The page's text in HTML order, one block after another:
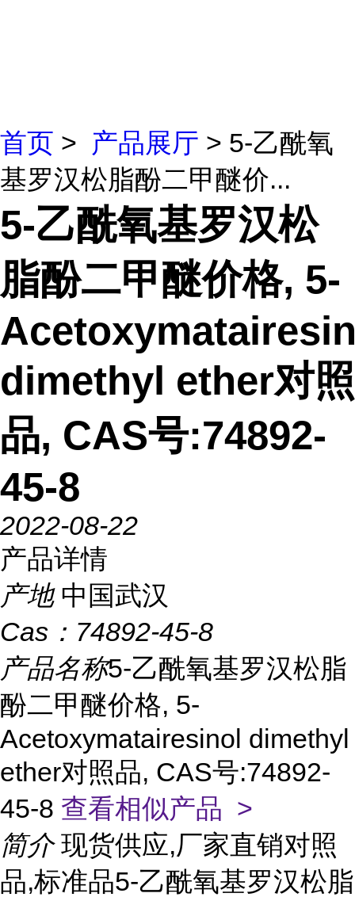
首页 > 产品展厅 > 5-乙酰氧
基罗汉松脂酚二甲醚价...
5-乙酰氧基罗汉松
脂酚二甲醚价格, 5-
dimethyl ether对照
品, CAS号:74892-
45-8
2022-08-22
产品详情
产地 中国武汉
Cas： 74892-45-8
产品名称5-乙酰氧基罗汉松脂
酚二甲醚价格, 5-
Acetoxymatairesinol dimethyl
ether对照品, CAS号:74892-
45-8 查看相似产品 >
简介 现货供应,厂家直销对照
品,标准品5-乙酰氧基罗汉松脂